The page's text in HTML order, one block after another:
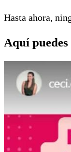
Hasta ahora,
Aquí